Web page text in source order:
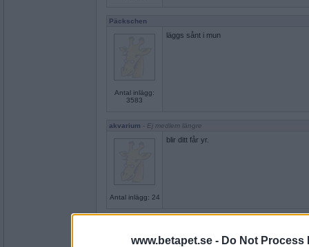
www.betapet.se - Do Not Process
Päckschen
Antal inlägg:
3583
läggs sånt i mun
akvarium - Ej medlem längre
Antal inlägg: 24
blir ditt får yr.
Din syn blir märklig